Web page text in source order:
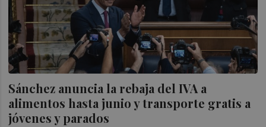
Sánchez anuncia la rebaja del IVA a
alimentos hasta junio y transporte gratis a
jóvenes y parados